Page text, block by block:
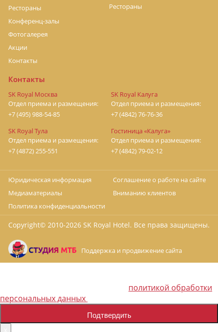
Рестораны
Конференц-залы
Фотогалерея
Акции
Контакты
Рестораны
Контакты
SK Royal Москва
Отдел приема и размещения:
+7 (495) 988-54-85
SK Royal Калуга
Отдел приема и размещения:
+7 (4842) 76-76-36
SK Royal Тула
Отдел приема и размещения:
+7 (4872) 255-551
Гостиница «Калуга»
Отдел приема и размещения:
+7 (4842) 79-02-12
Юридическая информация
Медиаматериалы
Политика конфиденциальности
Соглашение о работе на сайте
Вниманию клиентов
Copyright© 2010-2026 SK Royal Hotel. Все права защищены.
Поддержка и продвижение сайта
политикой обработки
персональных данных
Подтвердить